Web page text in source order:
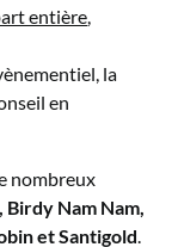
entière
la
en
nombreux
Nam Nam,
et Santigold